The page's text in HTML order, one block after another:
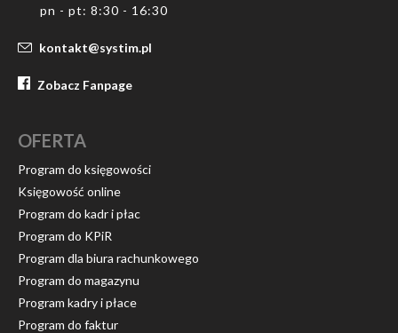
pn - pt: 8:30 - 16:30
kontakt@systim.pl
Zobacz Fanpage
OFERTA
Program do księgowości
Księgowość online
Program do kadr i płac
Program do KPiR
Program dla biura rachunkowego
Program do magazynu
Program kadry i płace
Program do faktur